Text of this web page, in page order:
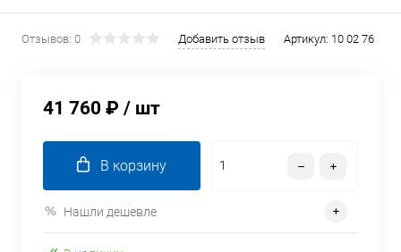
Отзывов: 0 Добавить отзыв Артикул: 10 02 76
41 760 ₽ / шт
В корзину
Нашли дешевле